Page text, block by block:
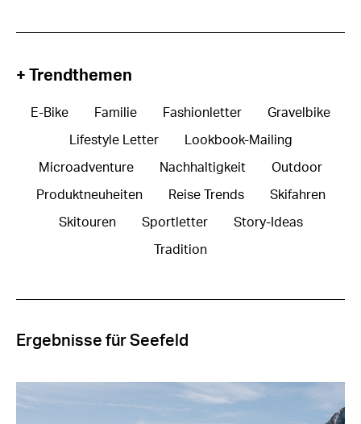
+ Trendthemen
E-Bike Familie Fashionletter Gravelbike
Lifestyle Letter Lookbook-Mailing
Microadventure Nachhaltigkeit Outdoor
Produktneuheiten Reise Trends Skifahren
Skitouren Sportletter Story-Ideas
Tradition
Ergebnisse für Seefeld